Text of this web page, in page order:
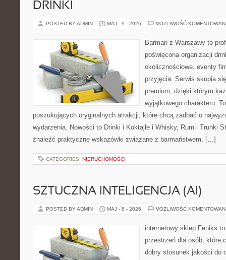
DRINKI
POSTED BY ADMIN MAJ - 9 - 2026 MOŻLIWOŚĆ
Barman z Warszawy to
poświęcona organizacji
okolicznościowe, eventy
przyjęcia. Serwis skupia
premium, dzięki którym
wyjątkowego charakteru.
poszukujących oryginalnych atrakcji, które chcą zadbać o
wydarzenia. Nowości to Drinki i Koktajle i Whisky, Rum i Trunki
znaleźć praktyczne wskazówki związane z barmaństwem, […]
CATEGORIES: NIERUCHOMOŚCI
SZTUCZNA INTELIGENCJA (AI)
POSTED BY ADMIN MAJ - 8 - 2026 MOŻLIWOŚĆ
internetowy sklep Feniks
przestrzeń dla osób, które
dobry stosunek jakości do